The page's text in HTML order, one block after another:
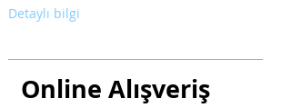
Detaylı bilgi
Online Alışveriş